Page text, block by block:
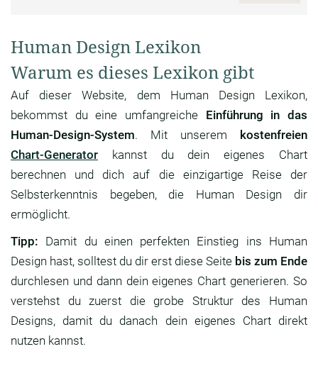
Human Design Lexikon
Warum es dieses Lexikon gibt
Auf dieser Website, dem Human Design Lexikon,
bekommst du eine umfangreiche Einführung in das
Human-Design-System. Mit unserem
kostenfreien
Chart-Generator kannst du dein eigenes Chart
berechnen und dich auf die einzigartige Reise der
Selbsterkenntnis begeben, die Human Design dir
ermöglicht.
Tipp: Damit du einen perfekten Einstieg ins Human
Design hast, solltest du dir erst diese Seite bis zum Ende
durchlesen und dann dein eigenes Chart generieren. So
verstehst du zuerst die grobe Struktur des Human
Designs, damit du danach dein eigenes Chart direkt
nutzen kannst.